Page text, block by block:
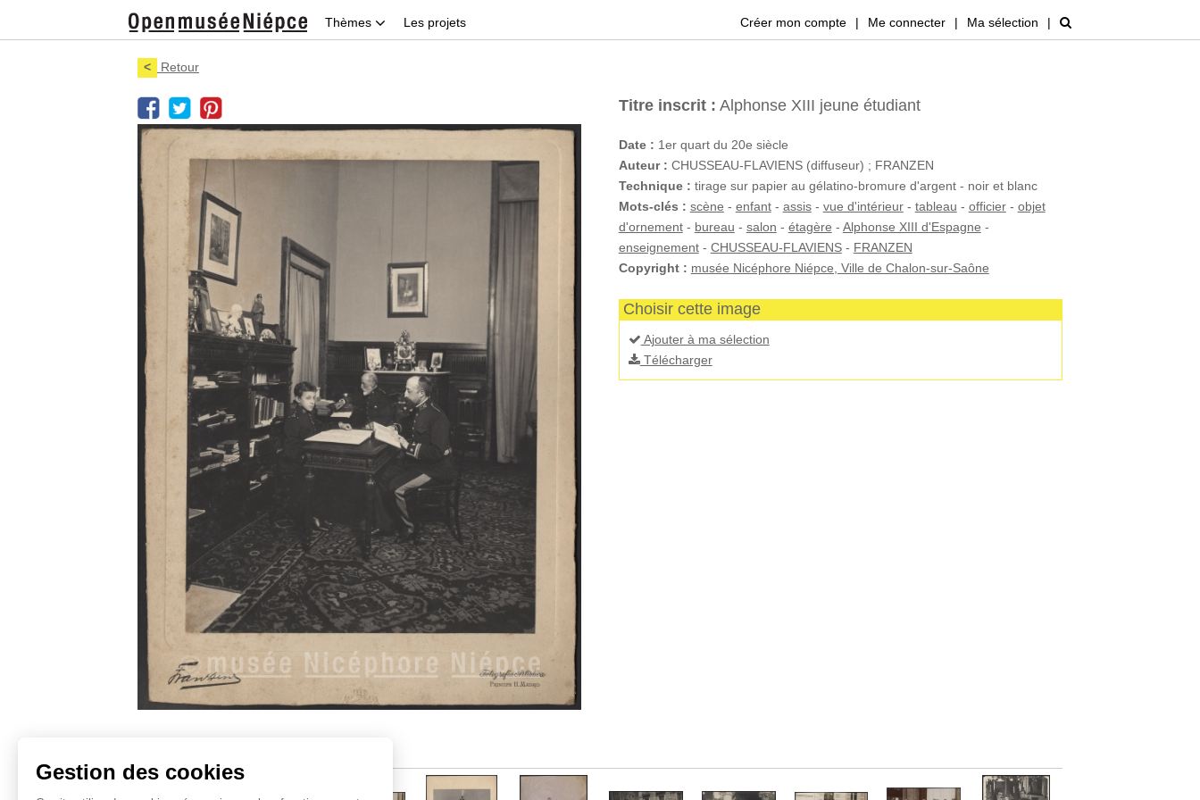
Thèmes Les projets Créer mon compte | Me connecter | Ma sélection |
< Retour
Titre inscrit : Alphonse XIII jeune étudiant
Date : 1er quart du 20e siècle
Auteur : CHUSSEAU-FLAVIENS (diffuseur) ; FRANZEN
Technique : tirage sur papier au gélatino-bromure d'argent - noir et blanc
Mots-clés : scène - enfant- assis- vue d'intérieur- tableau - officier- objet
d'ornement- bureau - salon - étagère - Alphonse XIII d'Espagne -
enseignement- CHUSSEAU-FLAVIENS- FRANZEN
Copyright : musée Nicéphore Niépce, Ville de Chalon-sur-Saône
Choisir cette image
Ajouter à ma sélection
Télécharger
Gestion des cookies